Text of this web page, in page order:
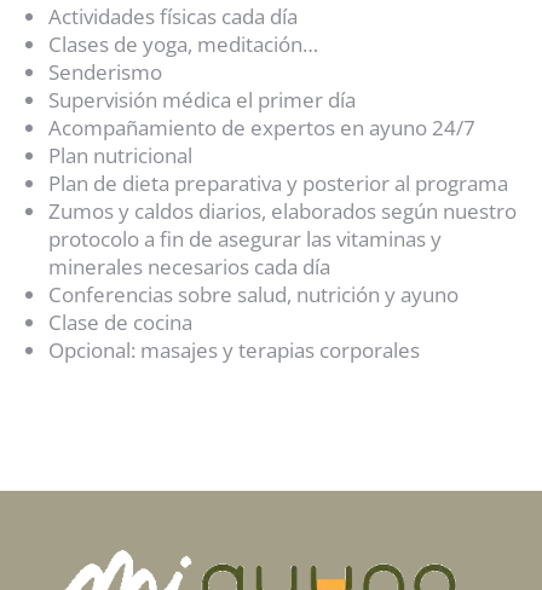
Actividades físicas cada día
Clases de yoga, meditación…
Senderismo
Supervisión médica el primer día
Acompañamiento de expertos en ayuno 24/7
Plan nutricional
Plan de dieta preparativa y posterior al programa
Zumos y caldos diarios, elaborados según nuestro
protocolo a fin de asegurar las vitaminas y
minerales necesarios cada día
Conferencias sobre salud, nutrición y ayuno
Clase de cocina
Opcional: masajes y terapias corporales